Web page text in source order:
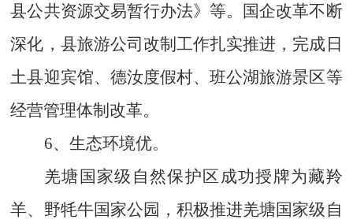
县公共资源交易暂行办法》等。国企改革不断
深化，县旅游公司改制工作扎实推进，完成日
土县迎宾馆、德汝度假村、班公湖旅游景区等
经营管理体制改革。
6、生态环境优。
羌塘国家级自然保护区成功授牌为藏羚
羊、野牦牛国家公园，积极推进羌塘国家级自